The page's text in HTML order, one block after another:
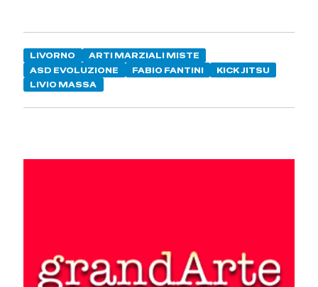
LIVORNO
ARTI MARZIALI MISTE
ASD EVOLUZIONE
FABIO FANTINI
KICK JITSU
LIVIO MASSA